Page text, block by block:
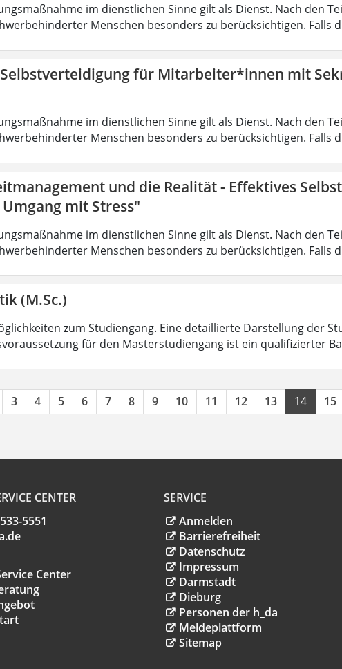
im dienstlichen Sinne gilt als Dienst. Nach den
Menschen besonders zu berücksichtigen. Falls
für Mitarbeiter*innen mit
im dienstlichen Sinne gilt als Dienst. Nach den
Menschen besonders zu berücksichtigen. Falls
und die Realität - Effektives
mit Stress"
im dienstlichen Sinne gilt als Dienst. Nach den
Menschen besonders zu berücksichtigen. Falls
(M.Sc.)
zum Studiengang. Eine detaillierte Darstellung der
für den Masterstudiengang ist ein qualifizierter
3 4 5 6 7 8 9 10 11 12 13 14 15
CENTER
5551
.de
Center
SERVICE
Anmelden
Barrierefreiheit
Datenschutz
Impressum
Darmstadt
Dieburg
Personen der h_da
Meldeplattform
Sitemap